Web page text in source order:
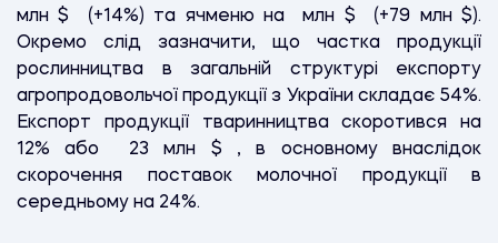
млн$ (+14%) та ячменю на млн $ (+79 млн$).
Окремо слід зазначити, що частка продукції
рослинництва в загальній структурі експорту
агропродовольчої продукції з України складає 54%.
Експорт продукції тваринництва скоротився на
12% або 23 млн $ , в основному внаслідок
скорочення поставок молочної продукції в
середньому на 24%.